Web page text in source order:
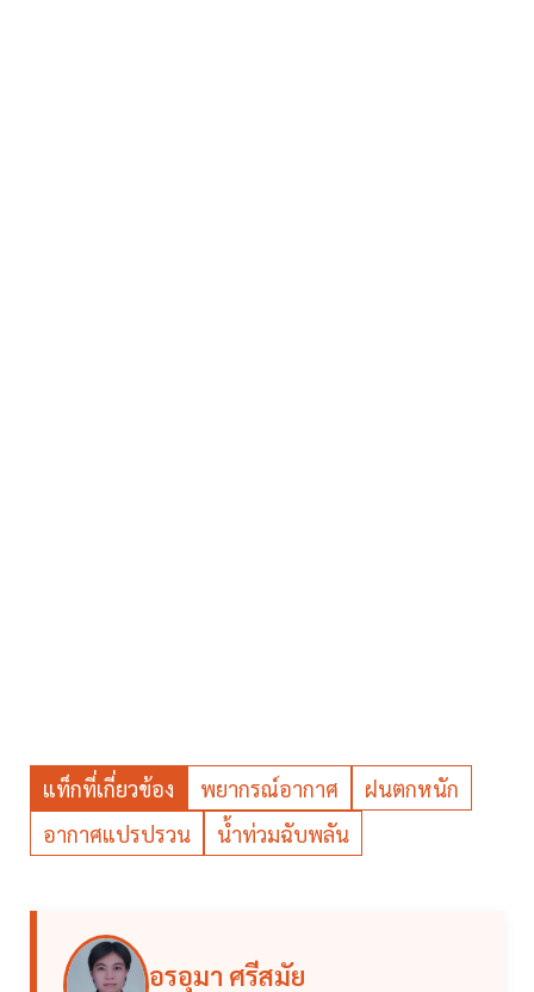
แท็กที่เกี่ยวข้อง พยากรณ์อากาศ
ฝนตกหนัก
อากาศแปรปรวน
น้ำท่วมฉับพลัน
อรอุมา ศรีสมัย